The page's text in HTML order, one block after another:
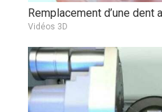
Remplacement d’une dent
Vidéos 3D